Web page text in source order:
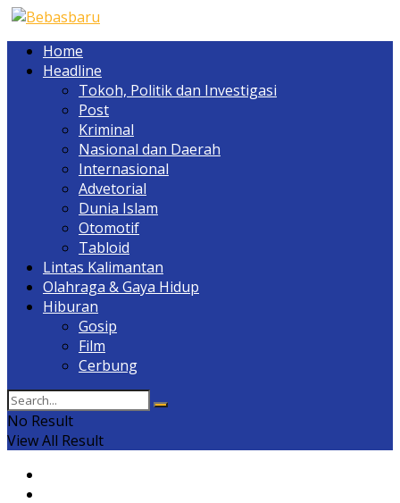
Home
Headline
Tokoh, Politik dan Investigasi
Post
Kriminal
Nasional dan Daerah
Internasional
Advetorial
Dunia Islam
Otomotif
Tabloid
Lintas Kalimantan
Olahraga & Gaya Hidup
Hiburan
Gosip
Film
Cerbung
No Result
View All Result